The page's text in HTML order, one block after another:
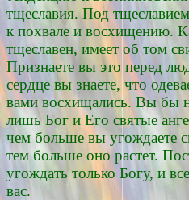
тщеславия. Под
к похвале и восхищению.
тщеславен, имеет об том
Признаете вы это перед
сердце вы знаете, что
вами восхищались. Вы бы
лишь Бог и Его святые
чем больше вы угождаете
тем больше оно растет.
угождать только Богу, и
вас.